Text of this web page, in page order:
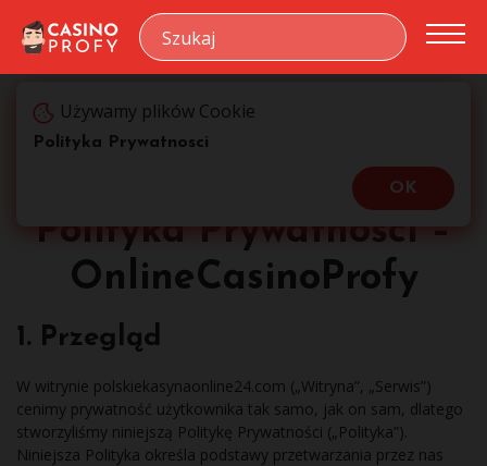
CasinoProfy
Polityka Prywatności –
OnlineCasinoProfy
1. Przegląd
W witrynie polskiekasynaonline24.com („Witryna”, „Serwis”)
cenimy prywatność użytkownika tak samo, jak on sam, dlatego
stworzyliśmy niniejszą Politykę Prywatności („Polityka”).
Niniejsza Polityka określa podstawy przetwarzania przez nas
Używamy plików Cookie
Polityka Prywatnosci
OK